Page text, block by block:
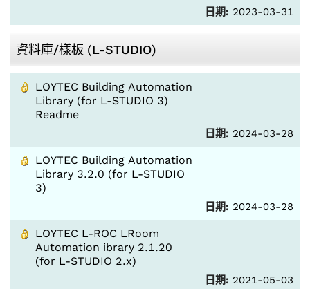
日期: 2023-03-31
資料庫/樣板 (L-STUDIO)
LOYTEC Building Automation
Library (for L-STUDIO 3)
Readme
日期: 2024-03-28
LOYTEC Building Automation
Library 3.2.0 (for L-STUDIO
3)
日期: 2024-03-28
LOYTEC L-ROC LRoom
Automation ibrary 2.1.20
(for L-STUDIO 2.x)
日期: 2021-05-03